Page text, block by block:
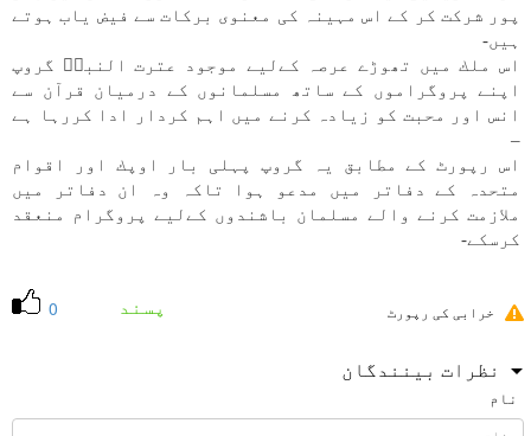
پور شركت كر كے اس مہينہ كی معنوی بركات سے فيض ياب ہوتے
ہیں-
اس ملك میں تھوڑے عرصہ كےلیے موجود عترت النبیۖ گروپ
اپنے پروگراموں كے ساتھ مسلمانوں كے درميان قرآن سے
انس اور محبت كو زيادہ كرنے میں اہم كردار ادا كررہا ہے
–
اس رپورٹ كے مطابق یہ گروپ پہلی بار اوپك اور اقوام
متحدہ كے دفاتر میں مدعو ہوا تاكہ وہ ان دفاتر میں
ملازمت كرنے والے مسلمان باشندوں كےلیے پروگرام منعقد
كرسكے-
0 پسند خرابی کی رپورٹ
نظرات بینندگان
نام